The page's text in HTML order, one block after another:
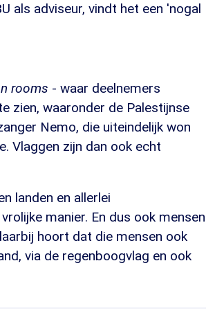
als adviseur, vindt het een 'nogal
rooms - waar deelnemers
zien, waaronder de Palestijnse
Nemo, die uiteindelijk won
Vlaggen zijn dan ook echt
landen en allerlei
manier. En dus ook mensen
hoort dat die mensen ook
via de regenboogvlag en ook